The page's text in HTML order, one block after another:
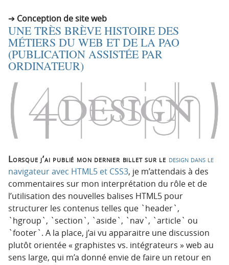
Conception de site web
UNE TRÈS BRÈVE HISTOIRE DES
MÉTIERS DU WEB ET DE LA PAO
(PUBLICATION ASSISTÉE PAR
ORDINATEUR)
Lorsque j’ai publié mon dernier billet sur le design dans le
navigateur avec HTML5 et CSS3, je m’attendais à des
commentaires sur mon interprétation du rôle et de
l’utilisation des nouvelles balises HTML5 pour
structurer les contenus telles que `header`,
`hgroup`, `section`, `aside`, `nav`, `article` ou
`footer`. A la place, j’ai vu apparaitre une discussion
plutôt orientée « graphistes vs. intégrateurs » web au
sens large, qui m’a donné envie de faire un retour en